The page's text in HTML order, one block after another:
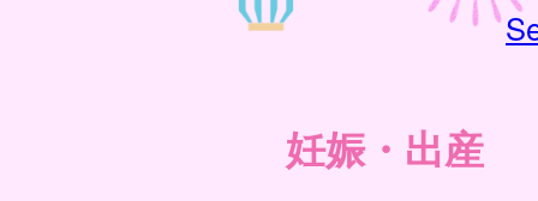
妊娠・出産